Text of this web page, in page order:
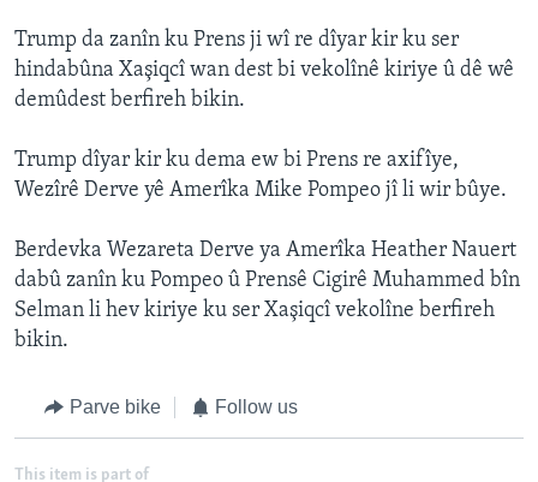
Trump da zanîn ku Prens ji wî re dîyar kir ku ser
hindabûna Xaşiqcî wan dest bi vekolînê kiriye û dê wê
demûdest berfireh bikin.
Trump dîyar kir ku dema ew bi Prens re axifîye,
Wezîrê Derve yê Amerîka Mike Pompeo jî li wir bûye.
Berdevka Wezareta Derve ya Amerîka Heather Nauert
dabû zanîn ku Pompeo û Prensê Cigirê Muhammed bîn
Selman li hev kiriye ku ser Xaşiqcî vekolîne berfireh
bikin.
Parve bike Follow us
This item is part of